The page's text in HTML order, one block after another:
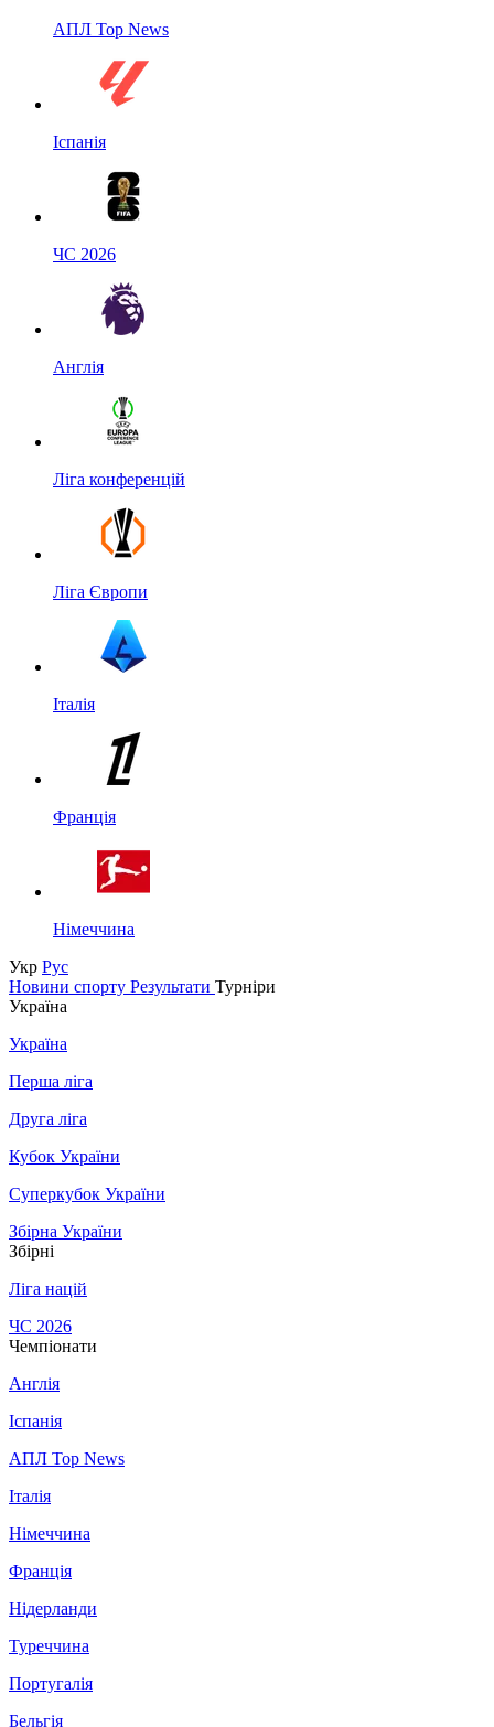
АПЛ Top News
Іспанія
ЧС 2026
Англія
Ліга конференцій
Ліга Європи
Італія
Франція
Німеччина
Укр Рус
Новини спорту Результати Турніри
Україна
Україна
Перша ліга
Друга ліга
Кубок України
Суперкубок України
Збірна України
Збірні
Ліга націй
ЧС 2026
Чемпіонати
Англія
Іспанія
АПЛ Top News
Італія
Німеччина
Франція
Нідерланди
Туреччина
Португалія
Бельгія